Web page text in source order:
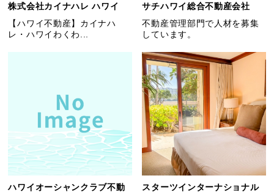
株式会社カイナハレ ハワイ
【ハワイ不動産】カイナハ
レ・ハワイわくわ...
サチハワイ総合不動産会社
不動産管理部門で人材を募集
しています。
ハワイオーシャンクラブ不動
スターツインターナショナル